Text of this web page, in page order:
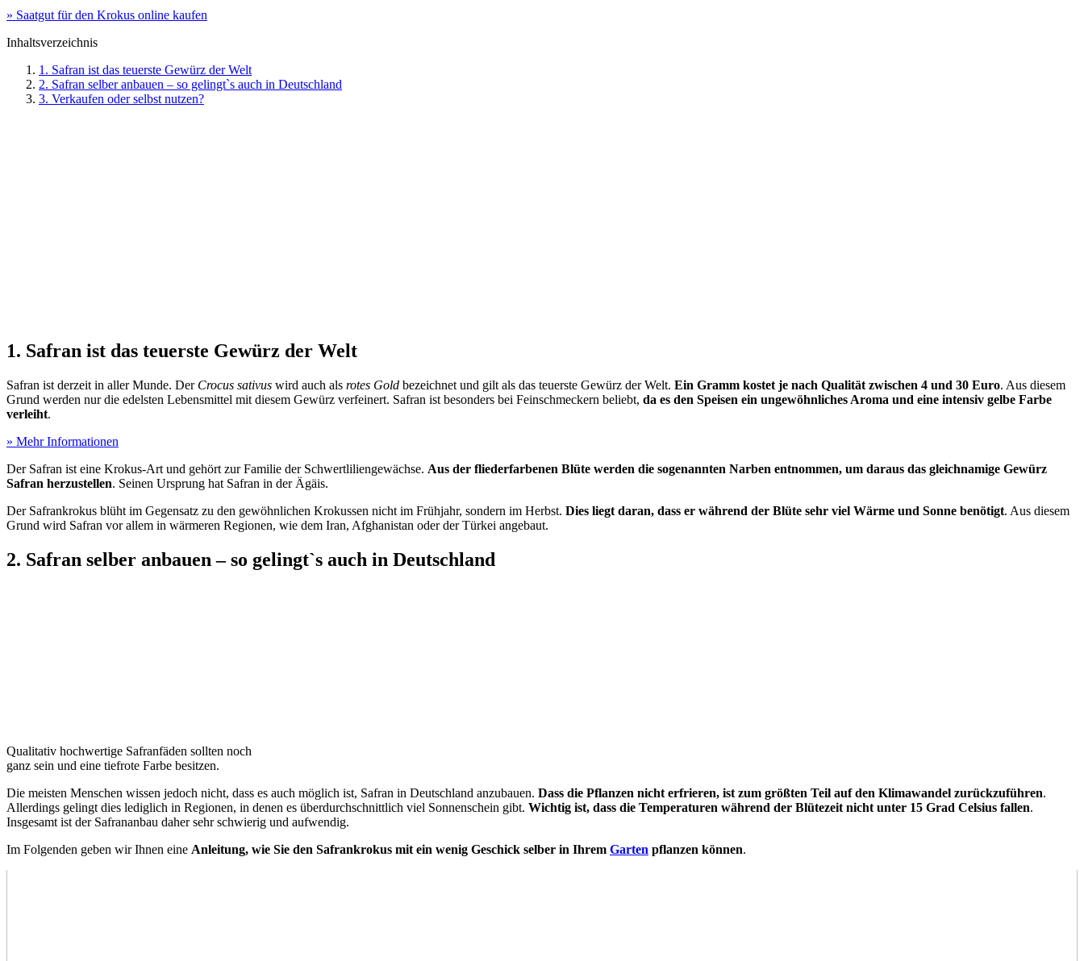
» Saatgut für den Krokus online kaufen
Inhaltsverzeichnis
1. Safran ist das teuerste Gewürz der Welt
2. Safran selber anbauen – so gelingt`s auch in Deutschland
3. Verkaufen oder selbst nutzen?
1. Safran ist das teuerste Gewürz der Welt
Safran ist derzeit in aller Munde. Der Crocus sativus wird auch als rotes Gold bezeichnet und gilt als das teuerste Gewürz der Welt. Ein Gramm kostet je nach Qualität zwischen 4 und 30 Euro. Aus diesem
Grund werden nur die edelsten Lebensmittel mit diesem Gewürz verfeinert. Safran ist besonders bei Feinschmeckern beliebt, da es den Speisen ein ungewöhnliches Aroma und eine intensiv gelbe Farbe
verleiht.
» Mehr Informationen
Der Safran ist eine Krokus-Art und gehört zur Familie der Schwertliliengewächse. Aus der fliederfarbenen Blüte werden die sogenannten Narben entnommen, um daraus das gleichnamige Gewürz
Safran herzustellen. Seinen Ursprung hat Safran in der Ägäis.
Der Safrankrokus blüht im Gegensatz zu den gewöhnlichen Krokussen nicht im Frühjahr, sondern im Herbst. Dies liegt daran, dass er während der Blüte sehr viel Wärme und Sonne benötigt. Aus diesem
Grund wird Safran vor allem in wärmeren Regionen, wie dem Iran, Afghanistan oder der Türkei angebaut.
2. Safran selber anbauen – so gelingt`s auch in Deutschland
Qualitativ hochwertige Safranfäden sollten noch
ganz sein und eine tiefrote Farbe besitzen.
Die meisten Menschen wissen jedoch nicht, dass es auch möglich ist, Safran in Deutschland anzubauen. Dass die Pflanzen nicht erfrieren, ist zum größten Teil auf den Klimawandel zurückzuführen.
Allerdings gelingt dies lediglich in Regionen, in denen es überdurchschnittlich viel Sonnenschein gibt. Wichtig ist, dass die Temperaturen während der Blütezeit nicht unter 15 Grad Celsius fallen.
Insgesamt ist der Safrananbau daher sehr schwierig und aufwendig.
Im Folgenden geben wir Ihnen eine Anleitung, wie Sie den Safrankrokus mit ein wenig Geschick selber in Ihrem Garten pflanzen können.